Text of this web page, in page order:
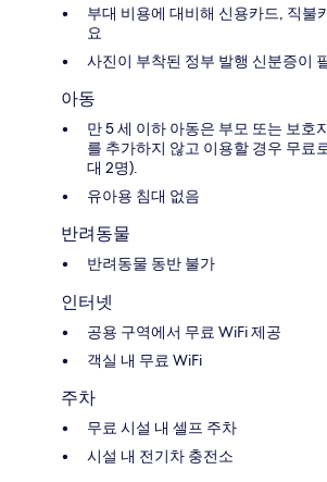
부대 비용에 대비해 신용카드, 직불
요
사진이 부착된 정부 발행 신분증이
아동
만 5 세 이하 아동은 부모 또는 보호
를 추가하지 않고 이용할 경우 무료
대 2명).
유아용 침대 없음
반려동물
반려동물 동반 불가
인터넷
공용 구역에서 무료 WiFi 제공
객실 내 무료 WiFi
주차
무료 시설 내 셀프 주차
시설 내 전기차 충전소